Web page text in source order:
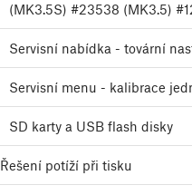
(MK3.5S) #23538 (MK3.5)
Servisní nabídka - tovární
Servisní menu - kalibrace
SD karty a USB flash disky
Řešení potíží při tisku